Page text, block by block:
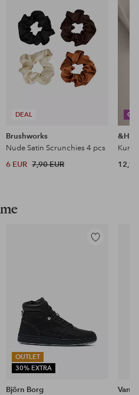
DEAL
Brushworks
Nude Satin Scrunchies 4 pcs
6 EUR 7,90 EUR 12,99
OUTLET
30% EXTRA
Lisää
Björn Borg
Vans